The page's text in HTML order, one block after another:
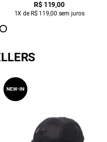
R$ 119,00
1X de R$ 119,00 sem juros
NEW-IN